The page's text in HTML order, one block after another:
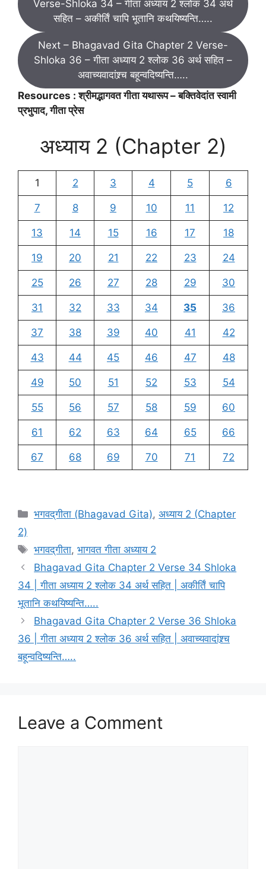
Verse-Shloka 34 – गीता अध्याय 2 श्लोक 34 अर्थ
सहित – अकीर्तिं चापि भूतानि कथयिष्यन्ति…..
Next – Bhagavad Gita Chapter 2 Verse-
Shloka 36 – गीता अध्याय 2 श्लोक 36 अर्थ सहित –
अवाच्यवादांश्र्च बहून्वदिष्यन्ति…..
Resources : श्रीमद्भागवत गीता यथारूप – बक्तिवेदांत स्वामी
प्रभुपाद, गीता प्रेस
अध्याय 2 (Chapter 2)
1 2 3 4 5 6
7 8 9 10 11 12
13 14 15 16 17 18
19 20 21 22 23 24
25 26 27 28 29 30
31 32 33 34 35 36
37 38 39 40 41 42
43 44 45 46 47 48
49 50 51 52 53 54
55 56 57 58 59 60
61 62 63 64 65 66
67 68 69 70 71 72
C
e
g
r
i
e
s
भगवद्‌गीता (Bhagavad Gita),अध्याय 2 (Chapter
2)
T
a
g
s
भगवद्‌गीता,भागवत गीता अध्याय 2
Bhagavad Gita Chapter 2 Verse 34 Shloka
34 | गीता अध्याय 2 श्लोक 34 अर्थ सहित | अकीर्तिं चापि
भूतानि कथयिष्यन्ति…..
Bhagavad Gita Chapter 2 Verse 36 Shloka
36 | गीता अध्याय 2 श्लोक 36 अर्थ सहित | अवाच्यवादांश्र्च
बहून्वदिष्यन्ति…..
Leave a Comment